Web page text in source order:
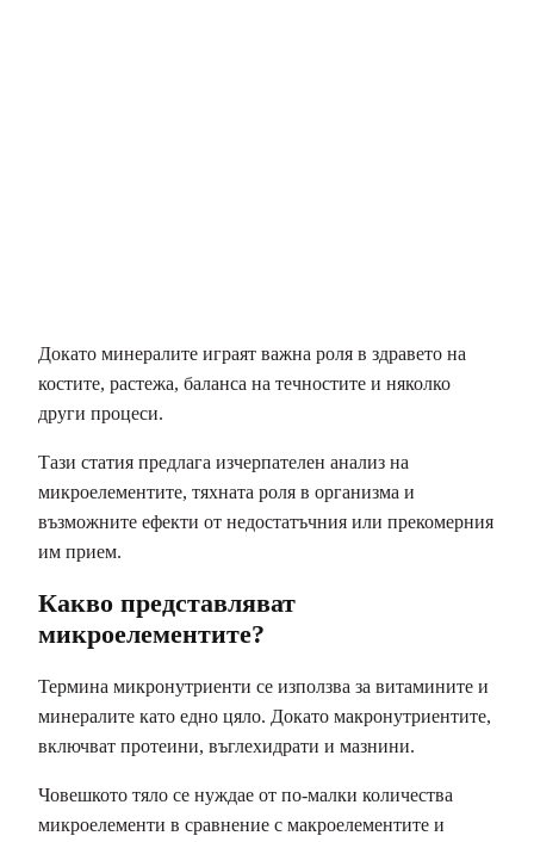
Докато минералите играят важна роля в здравето на
костите, растежа, баланса на течностите и няколко
други процеси.
Тази статия предлага изчерпателен анализ на
микроелементите, тяхната роля в организма и
възможните ефекти от недостатъчния или прекомерния
им прием.
Какво представляват
микроелементите?
Терминa микронутриенти се използва за витамините и
минералите като едно цяло. Докато макронутриентите,
включват протеини, въглехидрати и мазнини.
Човешкото тяло се нуждае от по-малки количества
микроелементи в сравнение с макроелементите и